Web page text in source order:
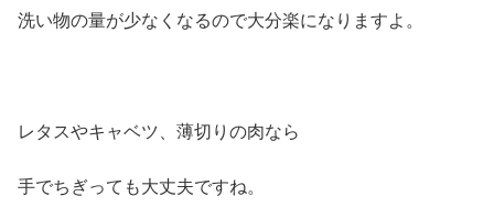
洗い物の量が少なくなるので大分楽になりますよ。
レタスやキャベツ、薄切りの肉なら
手でちぎっても大丈夫ですね。